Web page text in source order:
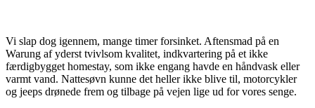
Vi slap dog igennem, mange timer forsinket. Aftensmad på en
Warung af yderst tvivlsom kvalitet, indkvartering på et ikke
færdigbygget homestay, som ikke engang havde en håndvask eller
varmt vand. Nattesøvn kunne det heller ikke blive til, motorcykler
og jeeps drønede frem og tilbage på vejen lige ud for vores senge.